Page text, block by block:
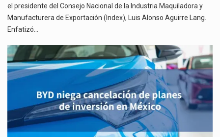
el presidente del Consejo Nacional de la Industria Maquiladora y
Manufacturera de Exportación (Index), Luis Alonso Aguirre Lang.
Enfatizó…